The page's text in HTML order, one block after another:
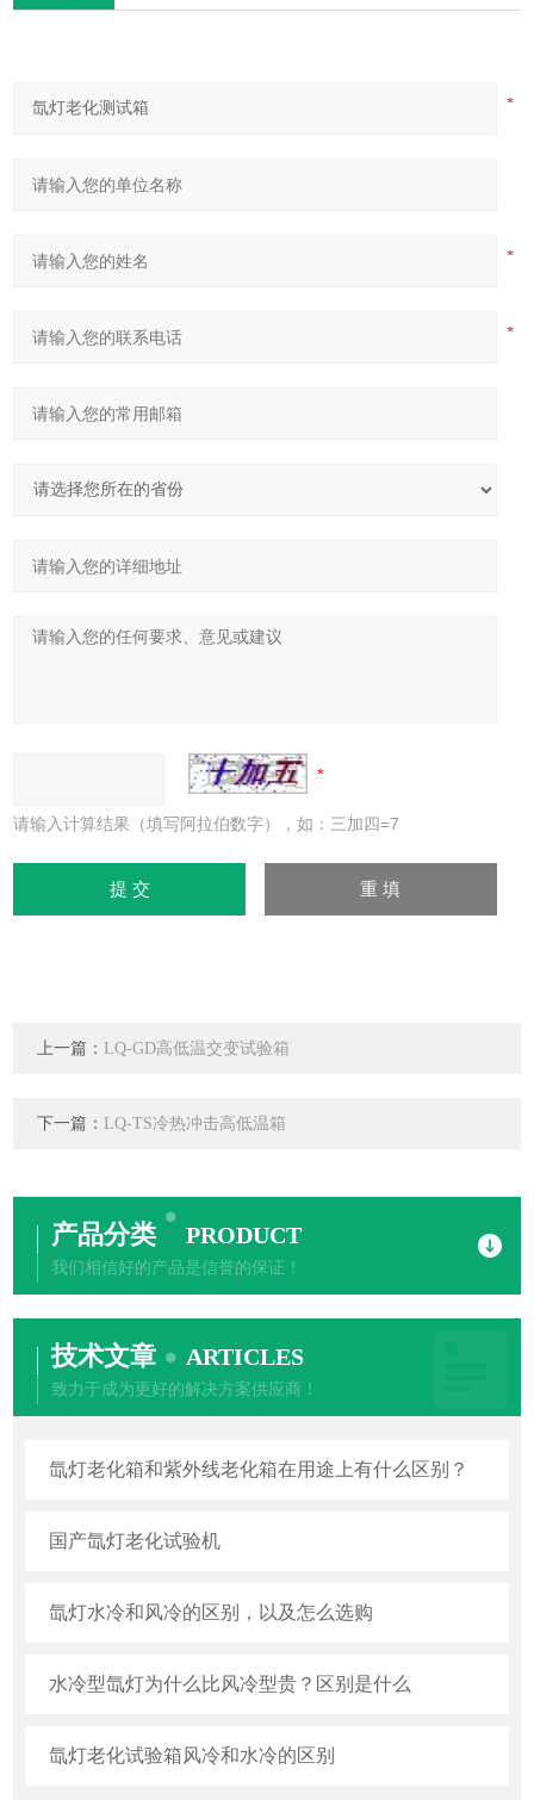
请输入计算结果（填写阿拉伯数字），如：三加四=7
上一篇： LQ-GD高低温交变试验箱
下一篇： LQ-TS冷热冲击高低温箱
产品分类 PRODUCT
我们相信好的产品是信誉的保证！
技术文章 ARTICLES
致力于成为更好的解决方案供应商！
氙灯老化箱和紫外线老化箱在用途上有什么区别？
国产氙灯老化试验机
氙灯水冷和风冷的区别，以及怎么选购
水冷型氙灯为什么比风冷型贵？区别是什么
氙灯老化试验箱风冷和水冷的区别